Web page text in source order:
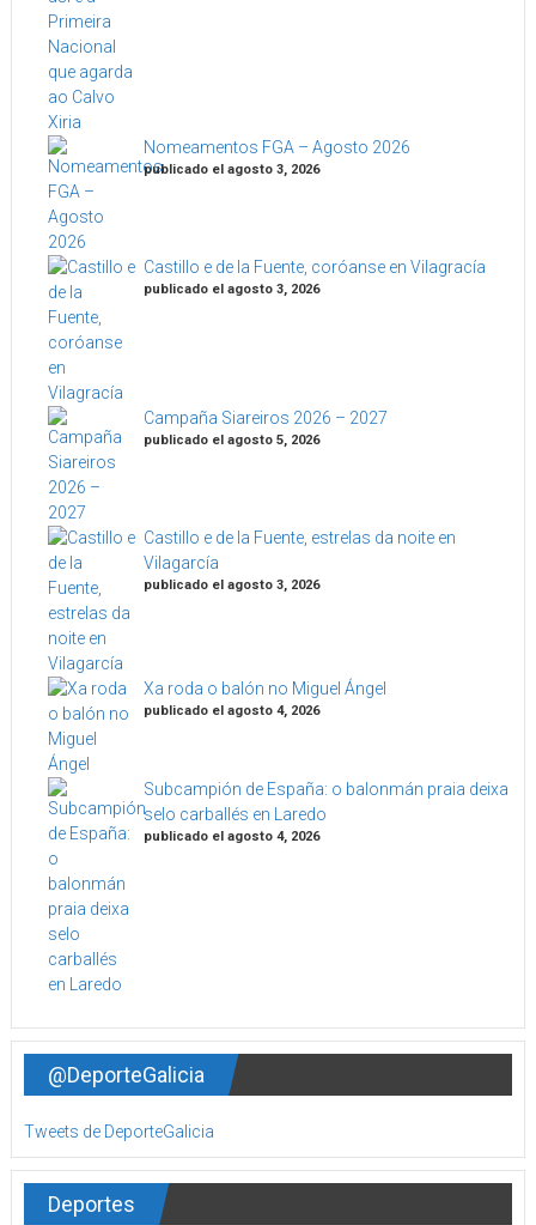
Nomeamentos FGA – Agosto 2026
publicado el agosto 3, 2026
Castillo e de la Fuente, coróanse en Vilagracía
publicado el agosto 3, 2026
Campaña Siareiros 2026 – 2027
publicado el agosto 5, 2026
Castillo e de la Fuente, estrelas da noite en
Vilagarcía
publicado el agosto 3, 2026
Xa roda o balón no Miguel Ángel
publicado el agosto 4, 2026
Subcampión de España: o balonmán praia deixa
selo carballés en Laredo
publicado el agosto 4, 2026
@DeporteGalicia
Tweets de DeporteGalicia
Deportes